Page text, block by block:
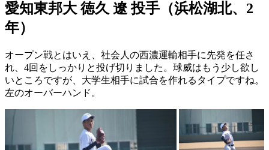
愛知東邦大 徳久 遼 投手（浜松湖北、2
年）
オープン戦とはいえ、社会人の西濃運輸相手に先発を任さ
れ、4回をしっかりと投げ切りました。球威はもう少し欲し
いところですが、大学生相手に試合を作れるタイプですね。
左のオーバーハンド。